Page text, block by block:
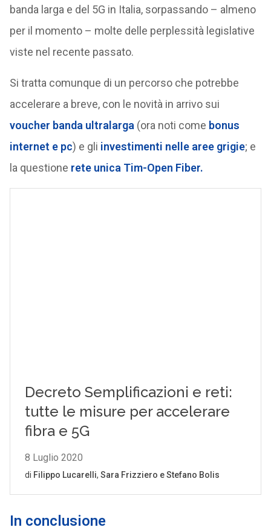
banda larga e del 5G in Italia, sorpassando – almeno
per il momento – molte delle perplessità legislative
viste nel recente passato.
Si tratta comunque di un percorso che potrebbe
accelerare a breve, con le novità in arrivo sui
voucher banda ultralarga (ora noti come bonus
internet e pc) e gli investimenti nelle aree grigie; e
la questione rete unica Tim-Open Fiber.
In conclusione